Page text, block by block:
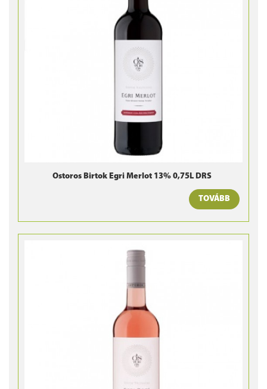
Ostoros Birtok Egri Merlot 13% 0,75L DRS
TOVÁBB